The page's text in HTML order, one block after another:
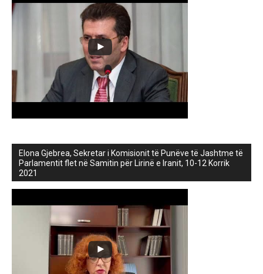
Elona Gjebrea, Sekretar i Komisionit të Punëve të Jashtme të
Parlamentit flet në Samitin për Lirinë e Iranit, 10-12 Korrik
2021